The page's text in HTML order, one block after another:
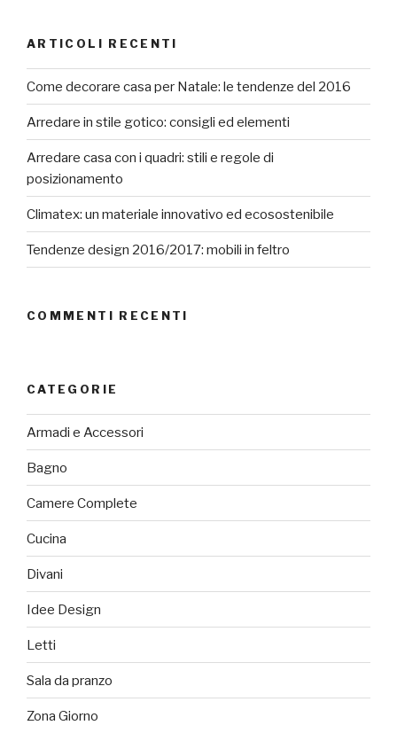
ARTICOLI RECENTI
Come decorare casa per Natale: le tendenze del 2016
Arredare in stile gotico: consigli ed elementi
Arredare casa con i quadri: stili e regole di
posizionamento
Climatex: un materiale innovativo ed ecosostenibile
Tendenze design 2016/2017: mobili in feltro
COMMENTI RECENTI
CATEGORIE
Armadi e Accessori
Bagno
Camere Complete
Cucina
Divani
Idee Design
Letti
Sala da pranzo
Zona Giorno